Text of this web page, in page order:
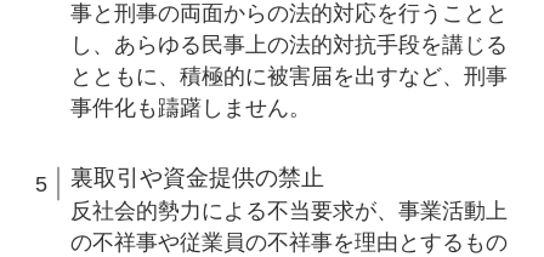
事と刑事の両面からの法的対応を行うことと
し、あらゆる民事上の法的対抗手段を講じる
とともに、積極的に被害届を出すなど、刑事
事件化も躊躇しません。
裏取引や資金提供の禁止
反社会的勢力による不当要求が、事業活動上
の不祥事や従業員の不祥事を理由とするもの